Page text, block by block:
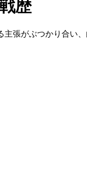
歴
主張がぶつかり合い